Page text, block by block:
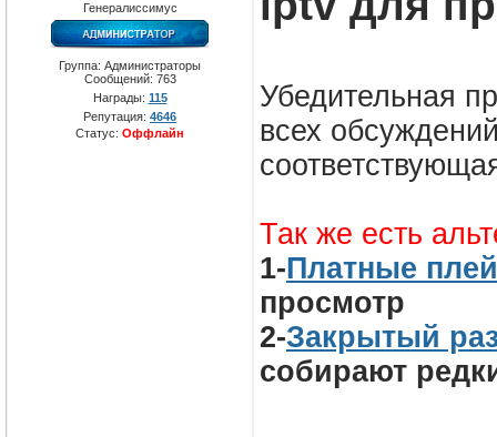
Генералиссимус
Группа: Администраторы
Сообщений: 763
Награды: 115
Репутация: 4646
Статус: Оффлайн
Убедительная
всех
Так же есть
1-Платные
просмотр
2-Закрытый
собирают